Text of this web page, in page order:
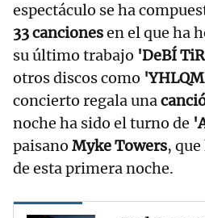
espectáculo se ha
33 cancionesen el que ha
su último trabajo 'DeBÍ
otros discos como
concierto regala una
noche ha sido el turno de
paisano Myke Towers,
de esta primera noche.